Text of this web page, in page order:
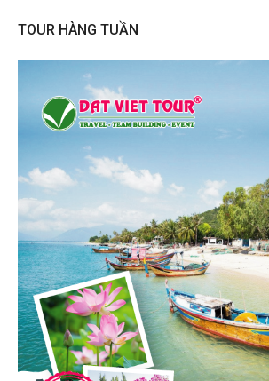
TOUR HÀNG TUẦN